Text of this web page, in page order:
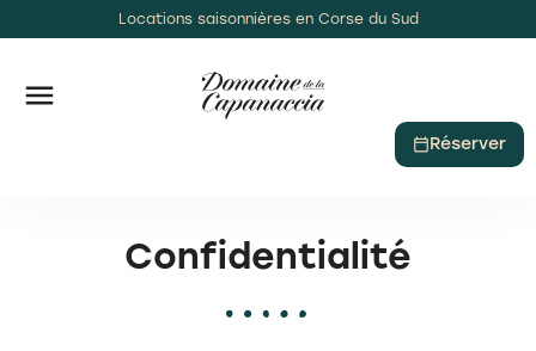
Locations saisonnières en Corse du Sud
Réserver
Confidentialité